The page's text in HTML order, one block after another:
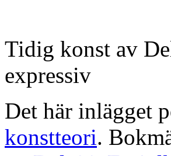
Tidig konst av
expressiv
Det här inlägget
konstteori.